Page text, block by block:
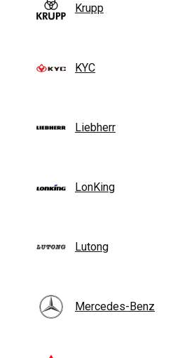
Krupp
KYC
Liebherr
LonKing
Lutong
Mercedes-Benz